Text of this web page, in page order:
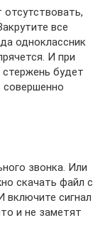
все
одноклассник
И при
будет
совершенно
звонка. Или
скачать файл с
включите сигнал
и не заметят